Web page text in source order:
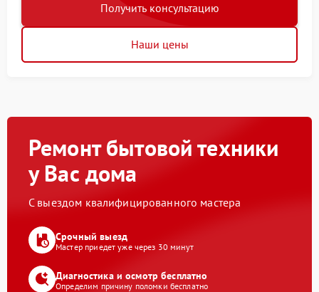
Получить консультацию
Наши цены
Ремонт бытовой техники
у Вас дома
С выездом квалифицированного мастера
Срочный выезд
Мастер приедет уже через 30 минут
Диагностика и осмотр бесплатно
Определим причину поломки бесплатно